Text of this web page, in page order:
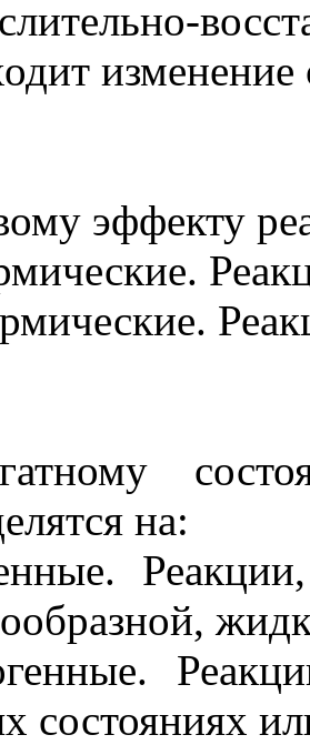
изменение
эффекту
на:
состояниях